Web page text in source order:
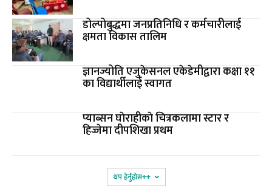
डोल्पोबुद्धमा जनप्रतिनिधि र कर्मचारीलाई
क्षमता विकास तालिम
ज्ञानज्योति एजुकेसनल एकेडेमीद्वारा कक्षा ११
का विद्यार्थीलाई स्वागत
प्याब्सन घाेराहीकाे चित्रकलामा स्टार र
हिज्जेमा दीपशिखा प्रथम
थप हेर्नुहोस‌++